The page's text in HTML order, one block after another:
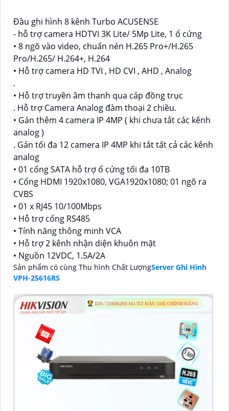
Đầu ghi hình 8 kênh Turbo ACUSENSE
- hỗ trợ camera HDTVI 3K Lite/ 5Mp Lite, 1 ổ cứng
• 8 ngõ vào video, chuẩn nén H.265 Pro+/H.265
Pro/H.265/ H.264+, H.264
• Hỗ trợ camera HD TVI , HD CVI , AHD , Analog
.
• Hỗ trợ truyền âm thanh qua cáp đồng trục
. Hỗ trợ Camera Analog đàm thoại 2 chiều.
• Gán thêm 4 camera IP 4MP ( khi chưa tắt các kênh
analog )
. Gán tối đa 12 camera IP 4MP khi tắt tất cả các kênh
analog
• 01 cổng SATA hỗ trợ ổ cứng tối đa 10TB
• Cổng HDMI 1920x1080, VGA1920x1080; 01 ngõ ra
CVBS
• 01 x RJ45 10/100Mbps
• Hỗ trợ cổng RS485
• Tính năng thông minh VCA
• Hỗ trợ 2 kênh nhận diện khuôn mặt
• Nguồn 12VDC, 1.5A/2A
Sản phẩm có cùng Thu hình Chất LượngServer Ghi Hình
VPH-25616RS